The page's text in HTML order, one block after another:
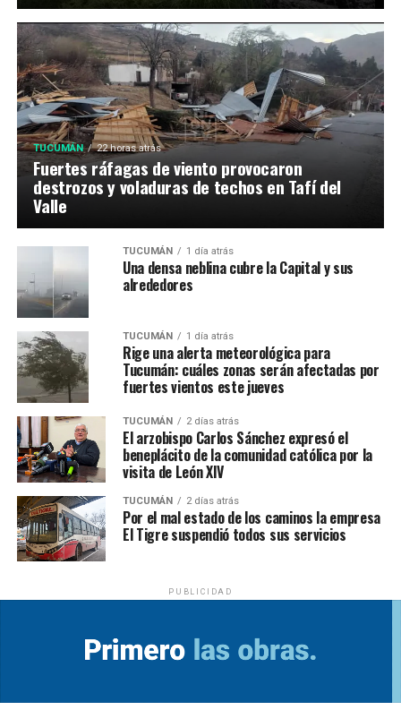
TUCUMÁN 22 horas atrás
Fuertes ráfagas de viento provocaron
destrozos y voladuras de techos en Tafí del
Valle
TUCUMÁN 1 día atrás
Una densa neblina cubre la Capital y sus
alrededores
TUCUMÁN 1 día atrás
Rige una alerta meteorológica para
Tucumán: cuáles zonas serán afectadas por
fuertes vientos este jueves
TUCUMÁN 2 días atrás
El arzobispo Carlos Sánchez expresó el
beneplácito de la comunidad católica por la
visita de León XIV
TUCUMÁN 2 días atrás
Por el mal estado de los caminos la empresa
El Tigre suspendió todos sus servicios
PUBLICIDAD